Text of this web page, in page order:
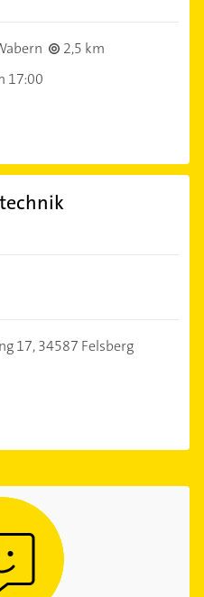
2,5 km
17:00
17,34587 Felsberg